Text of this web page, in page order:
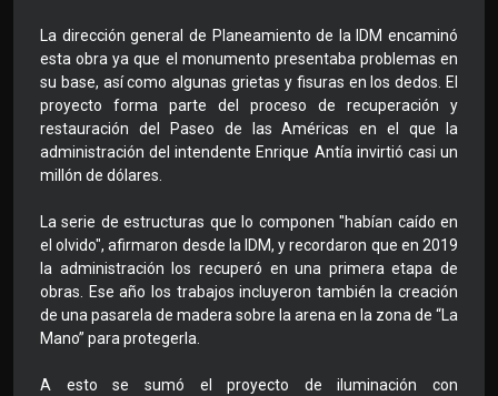
La dirección general de Planeamiento de la IDM encaminó
esta obra ya que el monumento presentaba problemas en
su base, así como algunas grietas y fisuras en los dedos. El
proyecto forma parte del proceso de recuperación y
restauración del Paseo de las Américas en el que la
administración del intendente Enrique Antía invirtió casi un
millón de dólares.
La serie de estructuras que lo componen "habían caído en
el olvido", afirmaron desde la IDM, y recordaron que en 2019
la administración los recuperó en una primera etapa de
obras. Ese año los trabajos incluyeron también la creación
de una pasarela de madera sobre la arena en la zona de “La
Mano” para protegerla.
A esto se sumó el proyecto de iluminación con